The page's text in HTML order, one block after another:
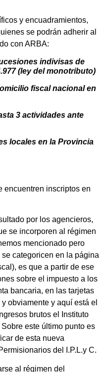
y encuadramientos,
se podrán adherir al
con ARBA:
indivisas de
(ley del monotributo)
fiscal nacional en
3 actividades ante
locales en la Provincia
encuentren inscriptos en
por los agencieros,
se incorporen al régimen
mencionado pero
categoricen en la página
es que a partir de ese
sobre el impuesto a los
bancaria, en las tarjetas
obviamente y aquí está el
brutos el Instituto
este último punto es
de esta nueva
del I.P.L.y C.
al régimen del